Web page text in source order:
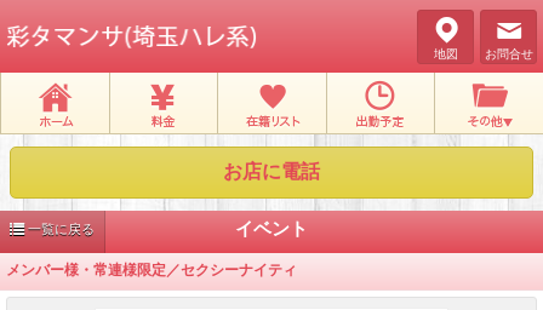
お問合せ
地図
お店に電話
イベント
一覧に戻る
メンバー様・常連様限定／セクシーナイティ